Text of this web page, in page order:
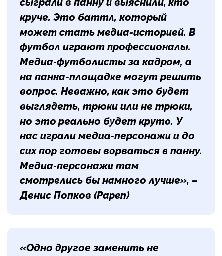
сыграли в панну и выяснили, кто
круче. Это баттл, который
может стать медиа-историей. В
футбол играют профессионалы.
Медиа-футболисты за кадром, а
на панна-площадке могут решить
вопрос. Неважно, как это будет
выглядеть, трюки или не трюки,
но это реально будет круто. У
нас играли медиа-персонажи и до
сих пор готовы ворваться в панну.
Медиа-персонажи там
смотрелись бы намного лучше», –
Денис Попков (Papen)
«Одно другое заменить не